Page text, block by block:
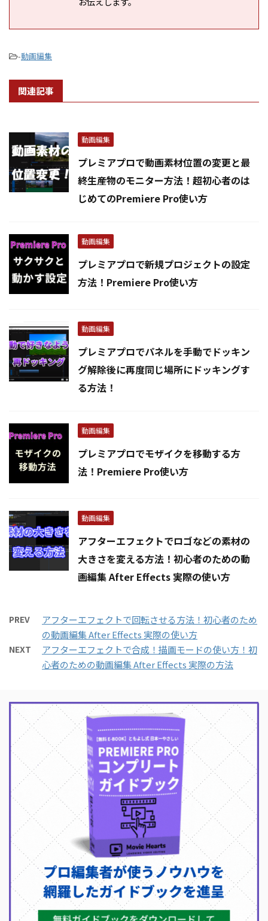
-動画編集
関連記事
動画編集
プレミアプロで動画素材位置の変更と最
終生産物のモニター方法！超初心者のは
じめてのPremiere Pro使い方
動画編集
プレミアプロで新規プロジェクトの設定
方法！Premiere Pro使い方
動画編集
プレミアプロでパネルを手動でドッキン
グ解除後に再度同じ場所にドッキングす
る方法！
動画編集
プレミアプロでモザイクを移動する方
法！Premiere Pro使い方
動画編集
アフターエフェクトでロゴなどの素材の
大きさを変える方法！初心者のための動
画編集 After Effects 実際の使い方
PREV
アフターエフェクトで回転させる方法！初心者のため
の動画編集 After Effects 実際の使い方
NEXT
アフターエフェクトで合成！描画モードの使い方！初
心者のための動画編集 After Effects 実際の方法